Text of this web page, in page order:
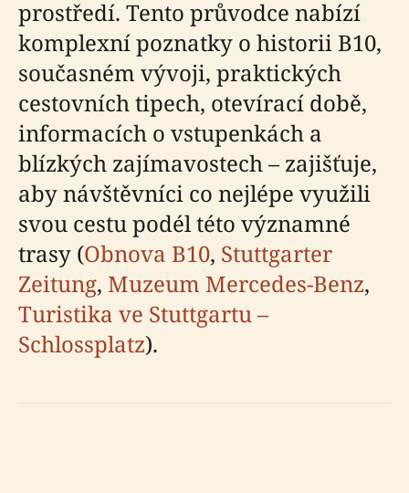
prostředí. Tento průvodce nabízí
komplexní poznatky o historii B10,
současném vývoji, praktických
cestovních tipech, otevírací době,
informacích o vstupenkách a
blízkých zajímavostech – zajišťuje,
aby návštěvníci co nejlépe využili
svou cestu podél této významné
trasy (Obnova B10, Stuttgarter
Zeitung, Muzeum Mercedes-Benz,
Turistika ve Stuttgartu –
Schlossplatz).